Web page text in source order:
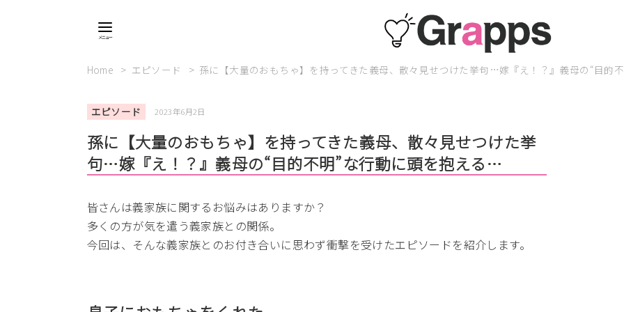
Home エピソード 孫に【大量のおもちゃ】を持ってきた義母、散々見せつけた挙句…嫁『え！？』義母の“目的
エピソード 2023年6月2日
孫に【大量のおもちゃ】を持ってきた義母、散々見せつけた挙
句…嫁『え！？』義母の“目的不明”な行動に頭を抱える…
皆さんは義家族に関するお悩みはありますか？
多くの方が気を遣う義家族との関係。
今回は、そんな義家族とのお付き合いに思わず衝撃を受けたエピソードを紹介します。